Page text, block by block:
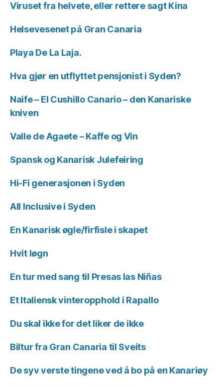
Viruset fra helvete, eller rettere sagt Kina
Helsevesenet på Gran Canaria
Playa De La Laja.
Hva gjør en utflyttet pensjonist i Syden?
Naife – El Cushillo Canario – den Kanariske
kniven
Valle de Agaete – Kaffe og Vin
Spansk og Kanarisk Julefeiring
Hi-Fi generasjonen i Syden
All Inclusive i Syden
En Kanarisk øgle/firfisle i skapet
Hvit løgn
En tur med sang til Presas las Niñas
Et Italiensk vinteropphold i Rapallo
Du skal ikke for det liker de ikke
Biltur fra Gran Canaria til Sveits
De syv verste tingene ved å bo på en Kanariøy